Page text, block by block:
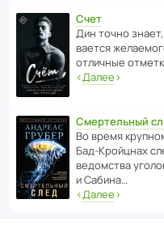
Счет
Дин точно
ва­ется
отли­чные
‹Далее›
Смертельный
Во время
Бад‑Крой­цнах
ведомства
и Сабина…
‹Далее›